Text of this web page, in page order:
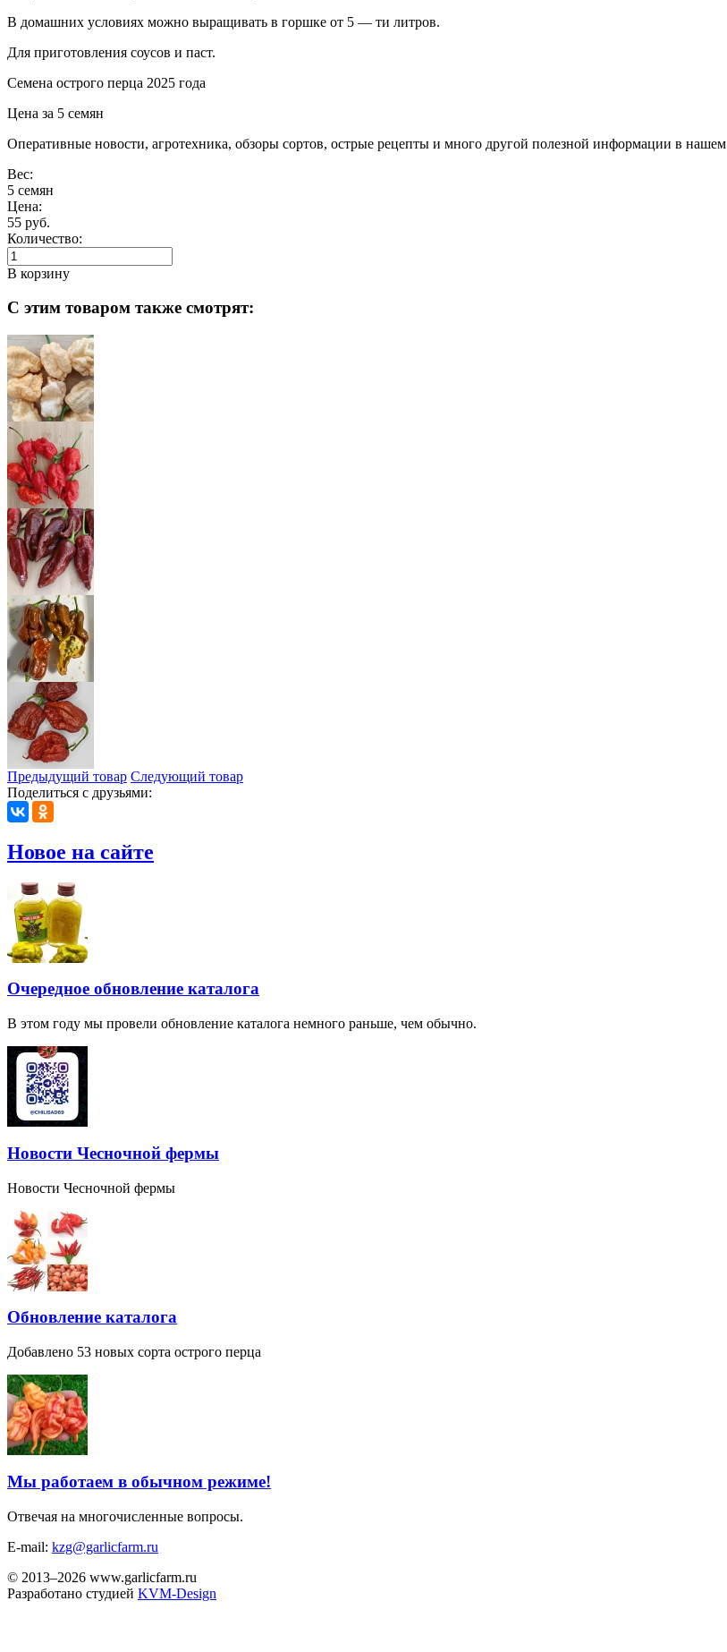
В домашних условиях можно выращивать в горшке от 5 — ти литров.
Для приготовления соусов и паст.
Семена острого перца 2025 года
Цена за 5 семян
Оперативные новости, агротехника, обзоры сортов, острые рецепты и много другой полезной информации в нашем
Вес:
5 семян
Цена:
55 руб.
Количество:
В корзину
С этим товаром также смотрят:
Предыдущий товар Следующий товар
Поделиться с друзьями:
Новое на сайте
Очередное обновление каталога
В этом году мы провели обновление каталога немного раньше, чем обычно.
Новости Чесночной фермы
Новости Чесночной фермы
Обновление каталога
Добавлено 53 новых сорта острого перца
Мы работаем в обычном режиме!
Отвечая на многочисленные вопросы.
E-mail: kzg@garlicfarm.ru
© 2013–2026 www.garlicfarm.ru
Разработано студией KVM-Design